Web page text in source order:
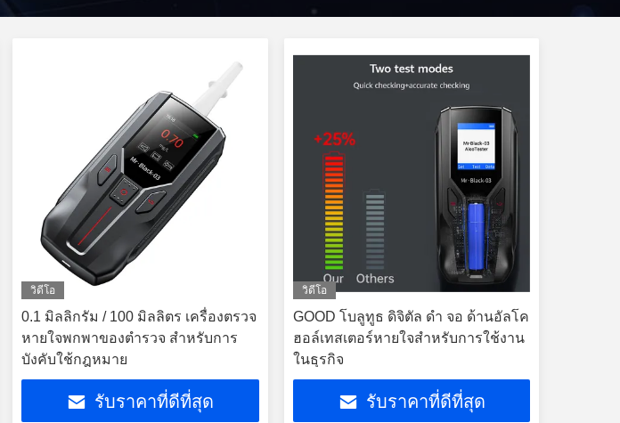
วิดีโอ
0.1 มิลลิกรัม / 100 มิลลิตร เครื่องตรวจ
หายใจพกพาของตํารวจ สําหรับการ
บังคับใช้กฎหมาย
รับราคาที่ดีที่สุด
วิดีโอ
GOOD โบลูทูธ ดิจิตัล ดํา จอ ด้านอัลโค
ฮอล์เทสเตอร์หายใจสําหรับการใช้งาน
ในธุรกิจ
รับราคาที่ดีที่สุด